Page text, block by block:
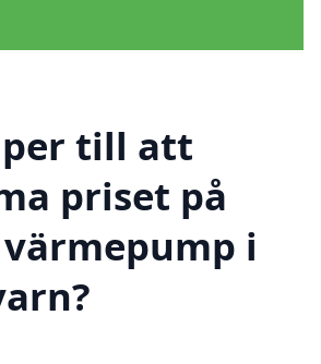
till att
priset på
i